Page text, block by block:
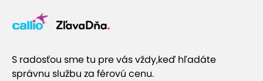
S radosťou sme tu pre vás vždy,keď hľadáte
správnu službu za férovú cenu.